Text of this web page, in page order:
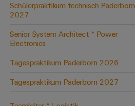
Schülerpraktikum technisch Paderborn
2027
Senior System Architect * Power
Electronics
Tagespraktikum Paderborn 2026
Tagespraktikum Paderborn 2027